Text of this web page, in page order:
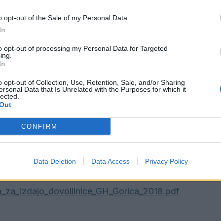
opt-out of the Sale of my Personal Data.
opt-out of processing my Personal Data for Targeted
opt-out of Collection, Use, Retention, Sale, and/or Sharing
Data that Is Unrelated with the Purposes for which it
CONFIRM
Data Deletion Data Access Privacy Policy
podatkov.
do izteka veljavnosti posamezne karte, zato si
cone.
kart, se morajo glasiti na Komunalno podjetje
in parkirnih kart: